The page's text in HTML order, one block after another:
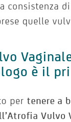
consistenza
quelle
è il
per tenere a
Vulvo